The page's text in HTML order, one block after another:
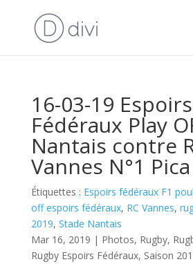
16-03-19 Espoirs
Fédéraux Play
Nantais contre
Vannes N°1 Pica
Étiquettes : Espoirs fédéraux F1
off espoirs fédéraux, RC Vannes,
2019, Stade Nantais
Mar 16, 2019 | Photos, Rugby,
Rugby Espoirs Fédéraux, Saison